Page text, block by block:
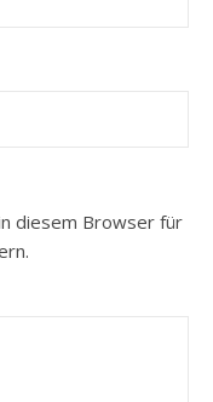
diesem Browser für